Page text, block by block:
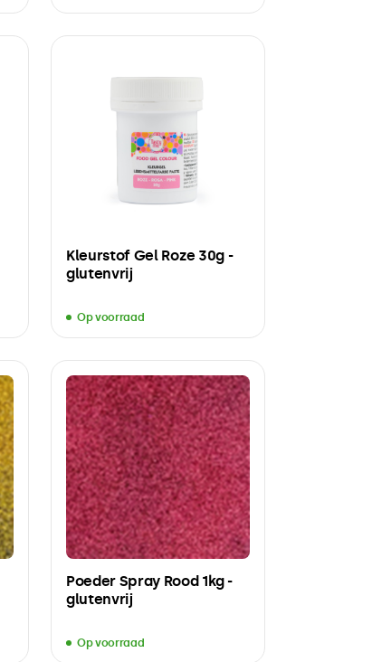
Kleurstof Gel Roze 30g -
glutenvrij
Op voorraad
Poeder Spray Rood 1kg -
glutenvrij
Op voorraad